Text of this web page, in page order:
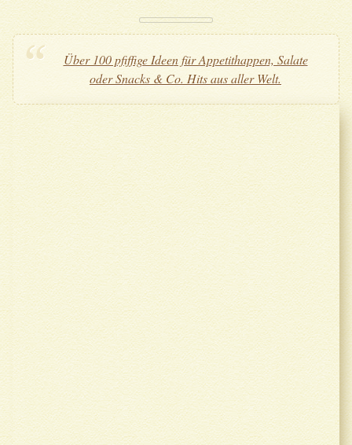
Über 100 pfiffige Ideen für Appetithappen, Salate
oder Snacks & Co. Hits aus aller Welt.